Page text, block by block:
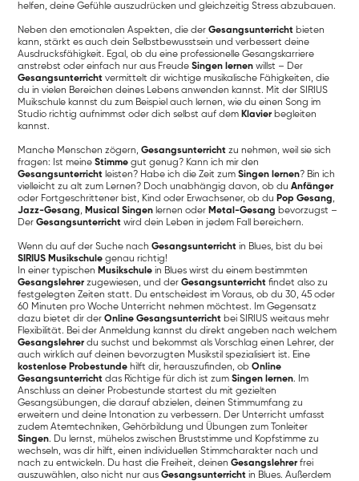
helfen, deine Gefühle auszudrücken und gleichzeitig Stress abzubauen.
Neben den emotionalen Aspekten, die derGesangsunterricht bieten
kann, stärkt es auch dein Selbstbewusstsein und verbessert deine
Ausdrucksfähigkeit. Egal, ob du eine professionelle Gesangskarriere
anstrebst oder einfach nur aus FreudeSingen lernen willst – Der
Gesangsunterricht vermittelt dir wichtige musikalische Fähigkeiten, die
du in vielen Bereichen deines Lebens anwenden kannst. Mit der SIRIUS
Muikschule kannst du zum Beispiel auch lernen, wie du einen Song im
Studio richtig aufnimmst oder dich selbst auf dem Klavier begleiten
kannst.
Manche Menschen zögern,Gesangsunterricht zu nehmen, weil sie sich
fragen: Ist meineStimme gut genug? Kann ich mir den
Gesangsunterricht leisten? Habe ich die Zeit zumSingen lernen? Bin ich
vielleicht zu alt zum Lernen? Doch unabhängig davon, ob duAnfänger
oder Fortgeschrittener bist, Kind oder Erwachsener, ob du Pop Gesang,
Jazz-Gesang, Musical Singen lernen oder Metal-Gesang bevorzugst –
DerGesangsunterricht wird dein Leben in jedem Fall bereichern.
Wenn du auf der Suche nachGesangsunterricht in Blues, bist du bei
SIRIUS Musikschule genau richtig!
In einer typischen Musikschule in Blues wirst du einem bestimmten
Gesangslehrer zugewiesen, und derGesangsunterricht findet also zu
festgelegten Zeiten statt. Du entscheidest im Voraus, ob du 30, 45 oder
60 Minuten pro Woche Unterricht nehmen möchtest. Im Gegensatz
dazu bietet dir derOnline Gesangsunterricht bei SIRIUS weitaus mehr
Flexibilität. Bei der Anmeldung kannst du direkt angeben nach welchem
Gesangslehrer du suchst und bekommst als Vorschlag einen Lehrer, der
auch wirklich auf deinen bevorzugten Musikstil spezialisiert ist. Eine
kostenlose Probestunde hilft dir, herauszufinden, obOnline
Gesangsunterricht das Richtige für dich ist zumSingen lernen. Im
Anschluss an deiner Probestunde startest du mit gezielten
Gesangsübungen, die darauf abzielen, deinen Stimmumfang zu
erweitern und deine Intonation zu verbessern. Der Unterricht umfasst
zudem Atemtechniken, Gehörbildung und Übungen zum Tonleiter
Singen. Du lernst, mühelos zwischen Bruststimme und Kopfstimme zu
wechseln, was dir hilft, einen individuellen Stimmcharakter nach und
nach zu entwickeln. Du hast die Freiheit, deinenGesangslehrer frei
auszuwählen, also nicht nur ausGesangsunterricht in Blues. Außerdem